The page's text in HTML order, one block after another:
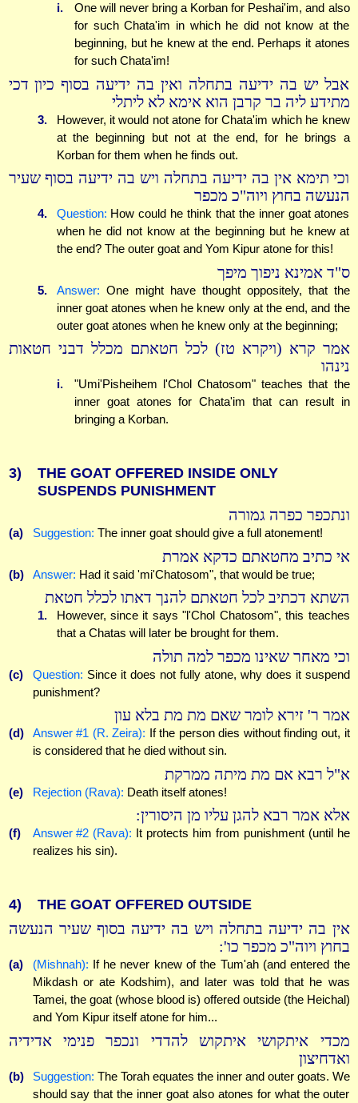
i.
One will never bring a Korban for Peshai'im, and also
for such Chata'im in which he did not know at the
beginning, but he knew at the end. Perhaps it atones
for such Chata'im!
אבל יש בה ידיעה בתחלה ואין בה ידיעה בסוף כיון דכי
מתידע ליה בר קרבן הוא אימא לא ליתלי
3.
However, it would not atone for Chata'im which he knew
at the beginning but not at the end, for he brings a
Korban for them when he finds out.
וכי תימא אין בה ידיעה בתחלה ויש בה ידיעה בסוף שעיר
הנעשה בחוץ ויוה"כ מכפר
4. Question: How could he think that the inner goat atones
when he did not know at the beginning but he knew at
the end? The outer goat and Yom Kipur atone for this!
ס"ד אמינא ניפוך מיפך
5. Answer: One might have thought oppositely, that the
inner goat atones when he knew only at the end, and the
outer goat atones when he knew only at the beginning;
אמר קרא (ויקרא טז) לכל חטאתם מכלל דבני חטאות
נינהו
i.
"Umi'Pisheihem l'Chol Chatosom" teaches that the
inner goat atones for Chata'im that can result in
bringing a Korban.
3)
THE GOAT OFFERED INSIDE ONLY
SUSPENDS PUNISHMENT
ונתכפר כפרה גמורה
(a) Suggestion: The inner goat should give a full atonement!
אי כתיב מחטאתם כדקא אמרת
(b) Answer: Had it said 'mi'Chatosom", that would be true;
השתא דכתיב לכל חטאתם להנך דאתו לכלל חטאת
1.
However, since it says "l'Chol Chatosom", this teaches
that a Chatas will later be brought for them.
וכי מאחר שאינו מכפר למה תולה
(c) Question: Since it does not fully atone, why does it suspend
punishment?
אמר ר' זירא לומר שאם מת מת בלא עון
(d) Answer #1 (R. Zeira): If the person dies without finding out, it
is considered that he died without sin.
א"ל רבא אם מת מיתה ממרקת
(e) Rejection (Rava): Death itself atones!
אלא אמר רבא להגן עליו מן היסורין:
(f) Answer #2 (Rava): It protects him from punishment (until he
realizes his sin).
4) THE GOAT OFFERED OUTSIDE
אין בה ידיעה בתחלה ויש בה ידיעה בסוף שעיר הנעשה
בחוץ ויוה"כ מכפר כו':
(a) (Mishnah): If he never knew of the Tum'ah (and entered the
Mikdash or ate Kodshim), and later was told that he was
Tamei, the goat (whose blood is) offered outside (the Heichal)
and Yom Kipur itself atone for him...
מכדי איתקושי איתקוש להדדי ונכפר פנימי אדידיה
ואדחיצון
(b) Suggestion: The Torah equates the inner and outer goats. We
should say that the inner goat also atones for what the outer